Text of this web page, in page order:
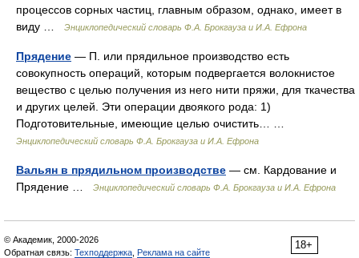
процессов сорных частиц, главным образом, однако, имеет в
виду …
Энциклопедический словарь Ф.А. Брокгауза и И.А. Ефрона
Прядение — П. или прядильное производство есть
совокупность операций, которым подвергается волокнистое
вещество с целью получения из него нити пряжи, для ткачества
и других целей. Эти операции двоякого рода: 1)
Подготовительные, имеющие целью очистить… …
Энциклопедический словарь Ф.А. Брокгауза и И.А. Ефрона
Вальян в прядильном производстве — см. Кардование и
Прядение …
Энциклопедический словарь Ф.А. Брокгауза и И.А. Ефрона
18+
© Академик, 2000-2026
Обратная связь: Техподдержка Реклама на сайте